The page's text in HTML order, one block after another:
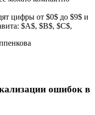
цифры от $0$ до $9$ и
$A$, $B$, $C$,
ошибок в